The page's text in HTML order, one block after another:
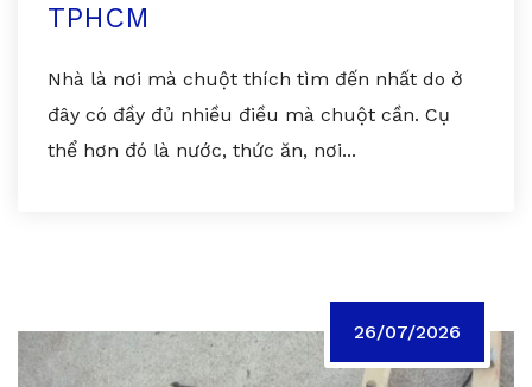
TPHCM
Nhà là nơi mà chuột thích tìm đến nhất do ở
đây có đầy đủ nhiều điều mà chuột cần. Cụ
thể hơn đó là nước, thức ăn, nơi...
26/07/2026